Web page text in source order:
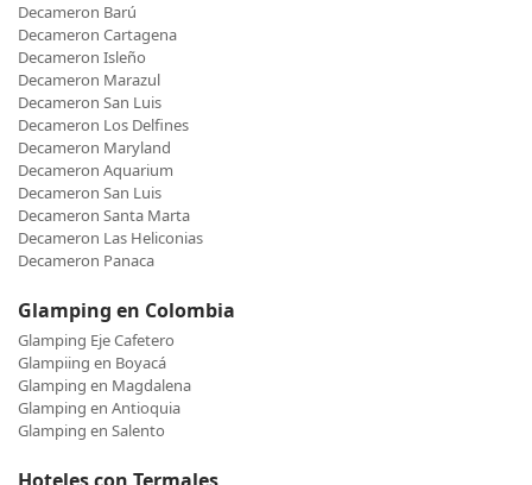
Decameron Barú
Decameron Cartagena
Decameron Isleño
Decameron Marazul
Decameron San Luis
Decameron Los Delfines
Decameron Maryland
Decameron Aquarium
Decameron San Luis
Decameron Santa Marta
Decameron Las Heliconias
Decameron Panaca
Glamping en Colombia
Glamping Eje Cafetero
Glampiing en Boyacá
Glamping en Magdalena
Glamping en Antioquia
Glamping en Salento